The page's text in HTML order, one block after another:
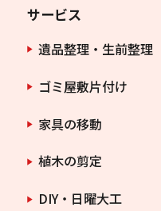
サービス
遺品整理・生前整理
ゴミ屋敷片付け
家具の移動
植木の剪定
DIY・日曜大工